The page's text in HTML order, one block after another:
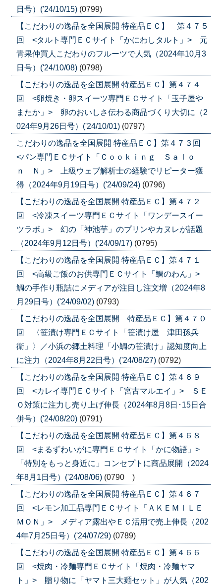
日号）('24/10/15) (0799)
【こだわりの逸品を全国展開 特産品ＥＣ】 第４７５
回 <タルト専門ＥＣサイト「かにわしタルト」> 元
青果仲買人こだわりのフルーツで人気（2024年10月3
日号）('24/10/08) (0798)
【こだわりの逸品を全国展開 特産品ＥＣ】第４７４
回 <卵焼き・卵スイーツ専門ＥＣサイト「玉子屋や
またか」> 卵のおいしさ伝わる商品づくり大切に（2
024年9月26日号）('24/10/01) (0797)
こだわりの逸品を全国展開 特産品ＥＣ】第４７３回
<パン専門ＥＣサイト「Ｃｏｏｋｉｎｇ Ｓａｌｏ
ｎ Ｎ」> 上級ウェブ解析士の経験でリピーター獲
得（2024年9月19日号）('24/09/24) (0796)
【こだわりの逸品を全国展開 特産品ＥＣ】第４７２
回 <冷凍スイーツ専門ＥＣサイト「ワンデースイー
ツラボ」> 幻の「神池芋」のプリンやカヌレが話題
（2024年9月12日号）('24/09/17) (0795)
【こだわりの逸品を全国展開 特産品ＥＣ】第４７１
回 <高級ご飯のお供専門ＥＣサイト「鯛のわん」>
鯛の手作り瓶詰にメディアが注目し注文増（2024年8
月29日号）('24/09/02) (0793)
【こだわりの逸品を全国展開 特産品ＥＣ】第４７０
回 〈笹漬け専門ＥＣサイト「笹漬け屋 津田孫兵
衛」〉／小浜の郷土料理「小鯛の笹漬け」認知度向上
に注力（2024年8月22日号）('24/08/27) (0792)
【こだわりの逸品を全国展開 特産品ＥＣ】第４６９
回 <カレイ専門ＥＣサイト「宮古マルエイ」> ＳＥ
Ｏ対策に注力し売り上げ伸長（2024年8月8日･15日合
併号）('24/08/20) (0791)
【こだわりの逸品を全国展開 特産品ＥＣ】第４６８
回 <まるずわいがに専門ＥＣサイト「かに物語」>
「特別をもっと身近に」コンセプトに商品展開（2024
年8月1日号）('24/08/06) (0790 )
【こだわりの逸品を全国展開 特産品ＥＣ】第４６７
回 <レモン加工品専門ＥＣサイト「ＡＫＥＭＩＬＥ
ＭＯＮ」> メディア露出やＥＣ活用で売上伸長（202
4年7月25日号）('24/07/29) (0789)
【こだわりの逸品を全国展開 特産品ＥＣ】第４６６
回 <焼肉・冷麺専門ＥＣサイト「焼肉・冷麺ヤマ
ト」> 贈り物に「ヤマト三大麺セット」が人気（202